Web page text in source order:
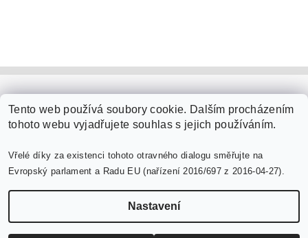
Tento web používá soubory cookie. Dalším procházením
tohoto webu vyjadřujete souhlas s jejich používáním.
Vřelé díky za existenci tohoto otravného dialogu směřujte na
Evropský parlament a Radu EU (nařízení 2016/697 z 2016-04-27).
Nastavení